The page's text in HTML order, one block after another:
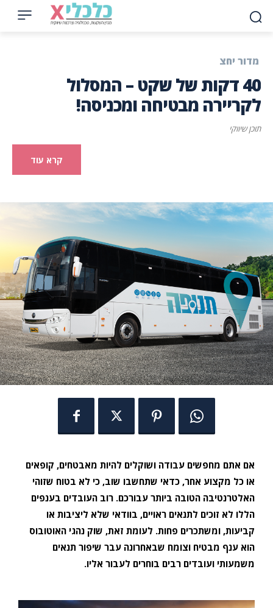
מדור יחצ
40 דקות של שקט – המסלול
לקריירה מבטיחה ומכניסה!
תוכן שיווקי
קרא עוד
אם אתם מחפשים עבודה ושוקלים להיות מאבטחים, קופאים
או כל מקצוע אחר, כדאי שתחשבו שוב, כי לא בטוח שזוהי
האלטרנטיבה הטובה ביותר עבורכם. רוב העובדים בענפים
הללו לא זוכים לתנאים ראויים, בוודאי שלא ליציבות או
קביעות, ומשתכרים פחות. לעומת זאת, שוק נהגי האוטובוס
הוא ענף מבטיח וצומח שבאחרונה עבר שיפור תנאים
משמעותי ועובדים רבים בוחרים לעבור אליו.